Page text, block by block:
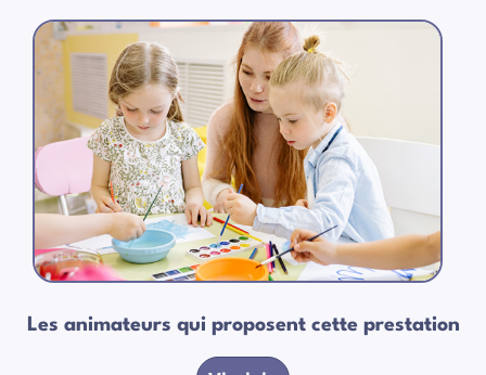
Les animateurs qui proposent cette prestation